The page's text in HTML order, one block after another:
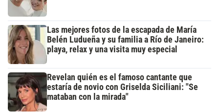
Las mejores fotos de la escapada de María
Belén Ludueña y su familia a Río de Janeiro:
playa, relax y una visita muy especial
Revelan quién es el famoso cantante que
estaría de novio con Griselda Siciliani: "Se
mataban con la mirada"